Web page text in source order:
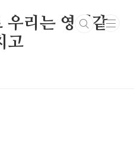
우리는 영원같
고